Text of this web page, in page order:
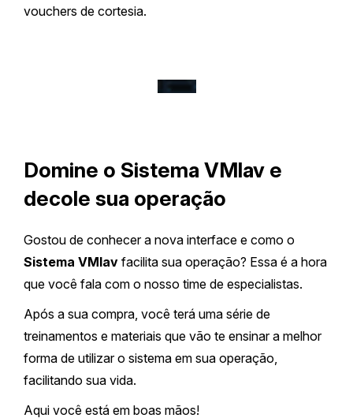
vouchers de cortesia.
Domine o Sistema VMlav e
decole sua operação
Gostou de conhecer a nova interface e como o
Sistema VMlav facilita sua operação? Essa é a hora
que você fala com o nosso time de especialistas.
Após a sua compra, você terá uma série de
treinamentos e materiais que vão te ensinar a melhor
forma de utilizar o sistema em sua operação,
facilitando sua vida.
Aqui você está em boas mãos!